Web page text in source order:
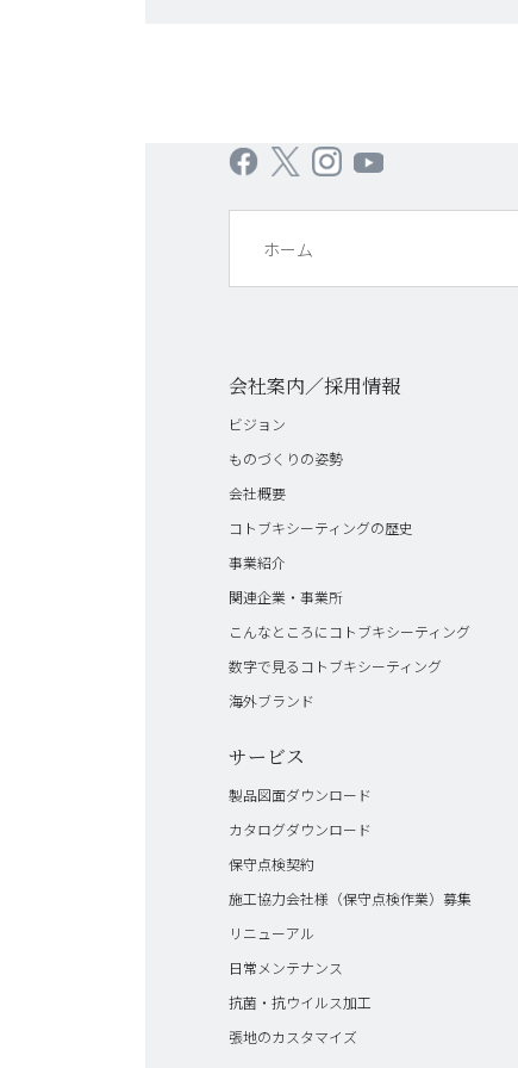
ホーム
会社案内／採用情報
ビジョン
ものづくりの姿勢
会社概要
コトブキシーティングの歴史
事業紹介
関連企業・事業所
こんなところにコトブキシーティング
数字で見るコトブキシーティング
海外ブランド
サービス
製品図面ダウンロード
カタログダウンロード
保守点検契約
施工協力会社様（保守点検作業）募集
リニューアル
日常メンテナンス
抗菌・抗ウイルス加工
張地のカスタマイズ